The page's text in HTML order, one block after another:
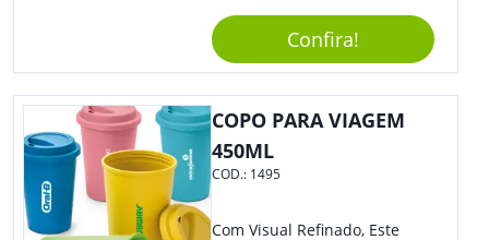
Sua Marca Com Muito Estilo E
Acrescentar Ainda Mais
Praticidade À Eventos E Feiras
De Exposição.
Confira!
COPO PARA VIAGEM
450ML
COD.: 1495
Com Visual Refinado, Este